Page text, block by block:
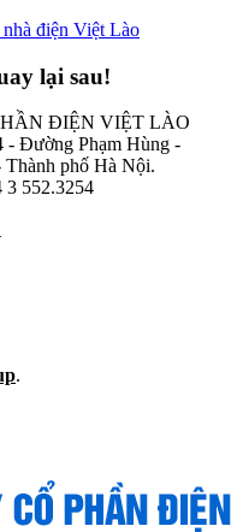
điện Việt Lào
lại sau!
ĐIỆN VIỆT LÀO
- Đường Phạm Hùng -
phố Hà Nội.
3 552.3254
.